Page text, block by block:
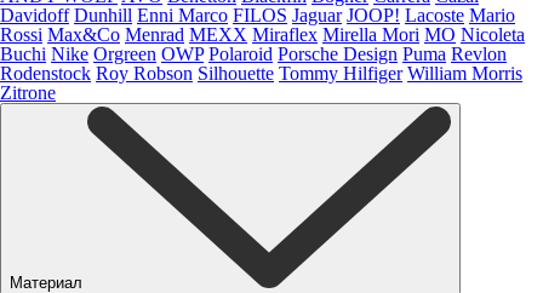
Davidoff Dunhill Enni Marco FILOS Jaguar JOOP! Lacoste Mario
Rossi Max&Co Menrad MEXX Miraflex Mirella Mori MO Nicoleta
Buchi Nike Orgreen OWP Polaroid Porsche Design Puma Revlon
Rodenstock Roy Robson Silhouette Tommy Hilfiger William Morris
Zitrone
Материал